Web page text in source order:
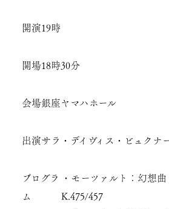
開演19時
開場18時30分
会場銀座ヤマハホール
出演サラ・デイヴィス・ビュクナ
プログラ
ム
・モーツァルト：幻想
K.475/457